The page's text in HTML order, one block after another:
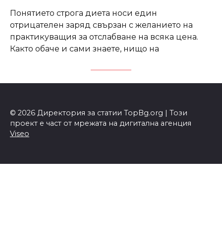
Понятието строга диета носи един
отрицателен заряд свързан с желанието на
практикуващия за отслабване на всяка цена.
Както обаче и сами знаете, нищо на
© 2026 Директория за статии TopBg.org | Този
проект е част от мрежата на дигитална агенция
Viseo